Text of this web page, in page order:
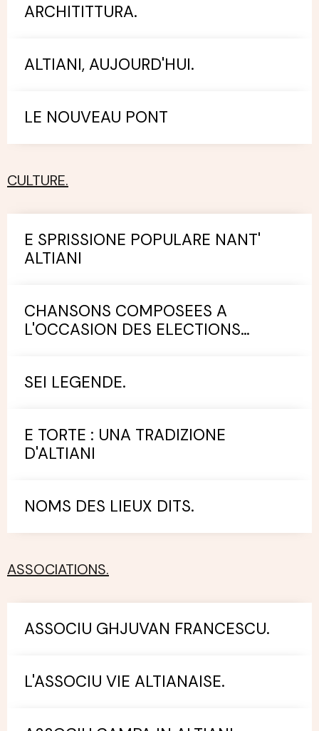
ARCHITITTURA.
ALTIANI, AUJOURD'HUI.
LE NOUVEAU PONT
CULTURE.
E SPRISSIONE POPULARE NANT'
ALTIANI
CHANSONS COMPOSEES A
L'OCCASION DES ELECTIONS
SEI LEGENDE.
E TORTE : UNA TRADIZIONE
D'ALTIANI
NOMS DES LIEUX DITS.
ASSOCIATIONS.
ASSOCIU GHJUVAN FRANCESCU.
L'ASSOCIU VIE ALTIANAISE.